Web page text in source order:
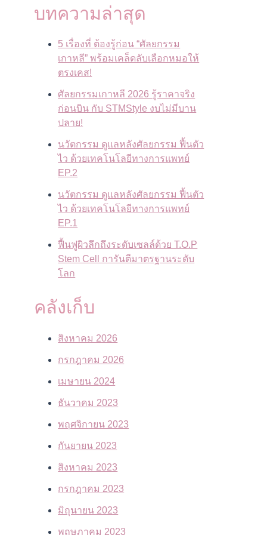
บทความล่าสุด
5 เรื่องที่ ต้องรู้ก่อน “ศัลยกรรม
เกาหลี” พร้อมเคล็ดลับเลือกหมอให้
ตรงเคส!
ศัลยกรรมเกาหลี 2026 รู้ราคาจริง
ก่อนบิน กับ STMStyle งบไม่มีบาน
ปลาย!
นวัตกรรม ดูแลหลังศัลยกรรม ฟื้นตัว
ไว ด้วยเทคโนโลยีทางการแพทย์
EP.2
นวัตกรรม ดูแลหลังศัลยกรรม ฟื้นตัว
ไว ด้วยเทคโนโลยีทางการแพทย์
EP.1
ฟื้นฟูผิวลึกถึงระดับเซลล์ด้วย T.O.P
Stem Cell การันตีมาตรฐานระดับ
โลก
คลังเก็บ
สิงหาคม 2026
กรกฎาคม 2026
เมษายน 2024
ธันวาคม 2023
พฤศจิกายน 2023
กันยายน 2023
สิงหาคม 2023
กรกฎาคม 2023
มิถุนายน 2023
พฤษภาคม 2023